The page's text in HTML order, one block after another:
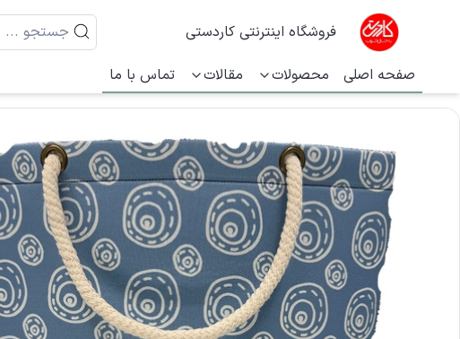
فروشگاه اینترنتی کاردستی
صفحه اصلی محصولات مقالات تماس با ما